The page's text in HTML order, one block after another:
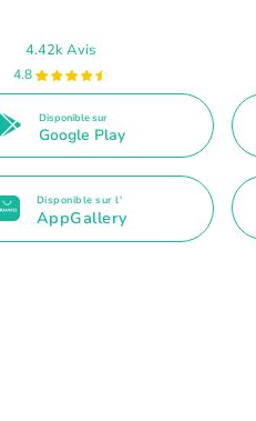
4.42k Avis
4.8
Disponible sur
Google Play
Disponible sur l'
AppGallery